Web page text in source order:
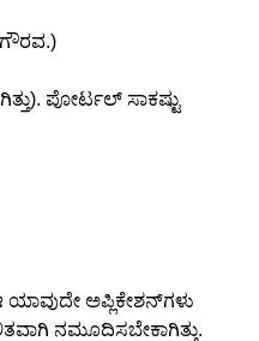
ಗೌರವ.)
ಪೋರ್ಟಲ್ ಸಾಕಷ್ಟು
ಅಪ್ಲಿಕೇಶನ್‌ಗಳು
ನಮೂದಿಸಬೇಕಾಗಿತ್ತು.